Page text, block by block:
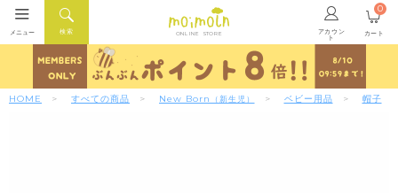
ONLINE STORE アカウン
ト
検索
メニュー カート
0
HOME すべての商品 New Born （新生児） ベビー用品 帽子